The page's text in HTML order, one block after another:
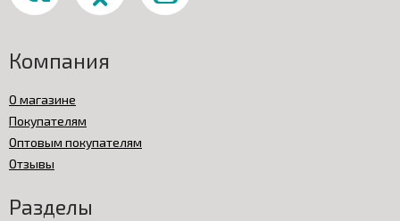
Компания
О магазине
Покупателям
Оптовым покупателям
Отзывы
Разделы